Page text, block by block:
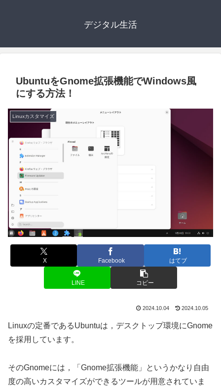
デジタル生活
UbuntuをGnome拡張機能でWindows風
にする方法！
Linuxカスタマイズ
X Facebook はてブ
LINE コピー
2024.10.04 2024.10.05
Linuxの定番であるUbuntuは，デスクトップ環境にGnome
を採用しています。
そのGnomeには，「Gnome拡張機能」というかなり自由
度の高いカスタマイズができるツールが用意されていま